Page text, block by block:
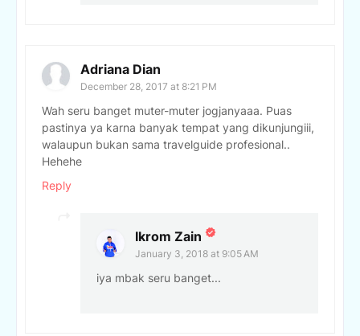
Adriana Dian
December 28, 2017 at 8:21 PM
Wah seru banget muter-muter jogjanyaaa. Puas
pastinya ya karna banyak tempat yang dikunjungiii,
walaupun bukan sama travelguide profesional..
Hehehe
Reply
Ikrom Zain
January 3, 2018 at 9:05 AM
iya mbak seru banget...